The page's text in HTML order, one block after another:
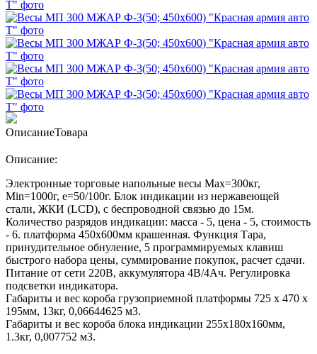
ОписаниеТовара
Описание:
Электронные торговые напольные весы Мах=300кг,
Min=1000г, e=50/100г. Блок индикации из нержавеющей
стали, ЖКИ (LCD), с беспроводной связью до 15м.
Количество разрядов индикации: масса - 5, цена - 5, стоимость
- 6. платформа 450х600мм крашенная. Функция Тара,
принудительное обнуление, 5 программируемых клавиш
быстрого набора цены, суммирование покупок, расчет сдачи.
Питание от сети 220В, аккумулятора 4В/4Ач. Регулировка
подсветки индикатора.
Габариты и вес короба грузоприемной платформы 725 х 470 х
195мм, 13кг, 0,06644625 м3.
Габариты и вес короба блока индикации 255х180х160мм,
1.3кг, 0,007752 м3.